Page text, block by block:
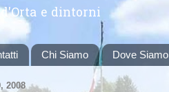
d'Orta e dintorni
Chi Siamo Dove Siamo
2008